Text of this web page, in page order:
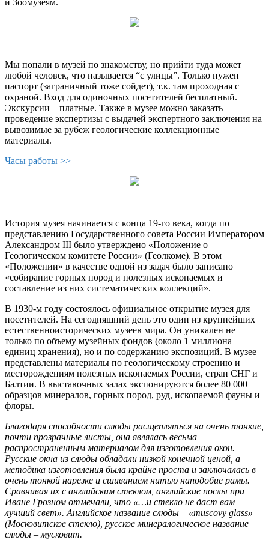
Мы попали в музей по знакомству, но прийти туда может
любой человек, что называется “с улицы”. Только нужен
паспорт (заграничный тоже сойдет), т.к. там проходная с
охраной. Вход для одиночных посетителей бесплатный.
Экскурсии – платные. Также в музее можно заказать
проведение экспертизы с выдачей экспертного заключения на
вывозимые за рубеж геологические коллекционные
материалы.
Часы работы >>
История музея начинается с конца 19-го века, когда по
представлению Государственного совета России Императором
Александром III было утверждено «Положение о
Геологическом комитете России» (Геолкоме). В этом
«Положении» в качестве одной из задач было записано
«собирание горных пород и полезных ископаемых и
составление из них систематических коллекций».
В 1930-м году состоялось официальное открытие музея для
посетителей. На сегодняшний день это один из крупнейших
естественноисторических музеев мира. Он уникален не
только по объему музейных фондов (около 1 миллиона
единиц хранения), но и по содержанию экспозиций. В музее
представлены материалы по геологическому строению и
месторождениям полезных ископаемых России, стран СНГ и
Балтии. В выставочных залах экспонируются более 80 000
образцов минералов, горных пород, руд, ископаемой фауны и
флоры.
Благодаря способности слюды расщепляться на очень тонкие,
почти прозрачные листы, она являлась весьма
распространенным материалом для изготовления окон.
Русские окна из слюды обладали низкой конечной ценой, а
методика изготовления была крайне проста и заключалась в
очень тонкой нарезке и сшиванием нитью наподобие рамы.
Сравнивая их с английским стеклом, английские послы при
Иване Грозном отмечали, что «…и стекло не даст вам
лучший свет». Английское название слюды – «muscovy glass»
(Московитское стекло), русское минералогическое название
слюды – мусковит.